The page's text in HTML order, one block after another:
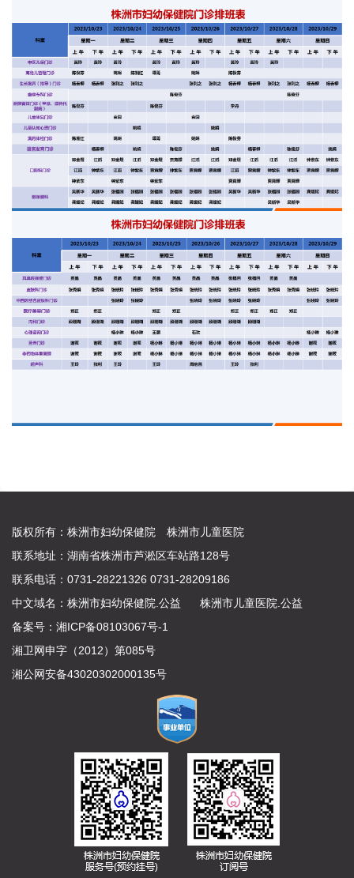
版权所有：株洲市妇幼保健院 株洲市儿童医院
联系地址：湖南省株洲市芦淞区车站路128号
联系电话：0731-28221326 0731-28209186
中文域名： 株洲市妇幼保健院.公益
株洲市儿童医院.公益
备案号： 湘ICP备08103067号-1
湘卫网申字（2012）第085号
湘公网安备43020302000135号